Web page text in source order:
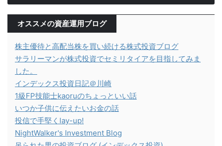
オススメの資産運用ブログ
株主優待と高配当株を買い続ける株式投資ブログ
サラリーマンが株式投資でセミリタイアを目指してみま
した。
インデックス投資日記＠川崎
1級FP技能士kaoruのちょっといい話
いつか子供に伝えたいお金の話
投信で手堅くlay-up!
NightWalker's Investment Blog